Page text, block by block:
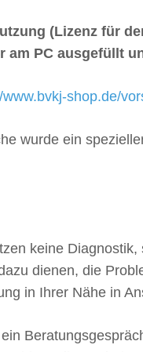
(Lizenz für
am PC ausgefüllt
www.bvkj-shop.de/
wurde ein
keine
dienen, die
in Ihrer Nähe in